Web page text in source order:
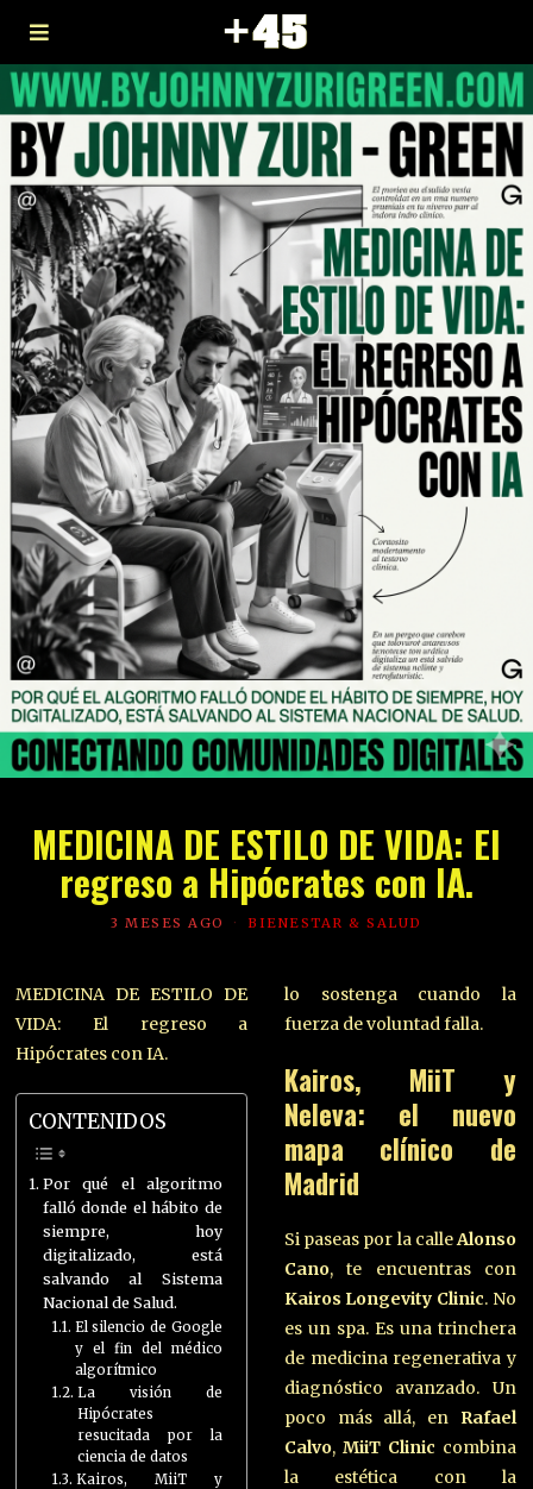
MEDICINA DE ESTILO DE VIDA: El
regreso a Hipócrates con IA.
3 MESES AGO BIENESTAR & SALUD
MEDICINA DE ESTILO DE
VIDA: El regreso a
Hipócrates con IA.
CONTENIDOS
Por qué el algoritmo
falló donde el hábito de
siempre, hoy
digitalizado, está
salvando al Sistema
Nacional de Salud.
El silencio de Google
y el fin del médico
algorítmico
La visión de
Hipócrates
resucitada por la
ciencia de datos
Kairos, MiiT y
lo sostenga cuando la
fuerza de voluntad falla.
Kairos, MiiT y
Neleva: el nuevo
mapa clínico de
Madrid
Si paseas por la calleAlonso
Cano, te encuentras con
Kairos Longevity Clinic. No
es un spa. Es una trinchera
de medicina regenerativa y
diagnóstico avanzado. Un
poco más allá, en Rafael
Calvo, MiiT Clinic combina
la estética con la